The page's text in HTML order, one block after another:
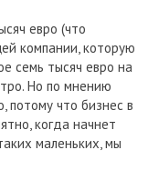
евро (что
компании, которую
семь тысяч евро на
Но по мнению
потому что бизнес в
когда начнет
маленьких, мы